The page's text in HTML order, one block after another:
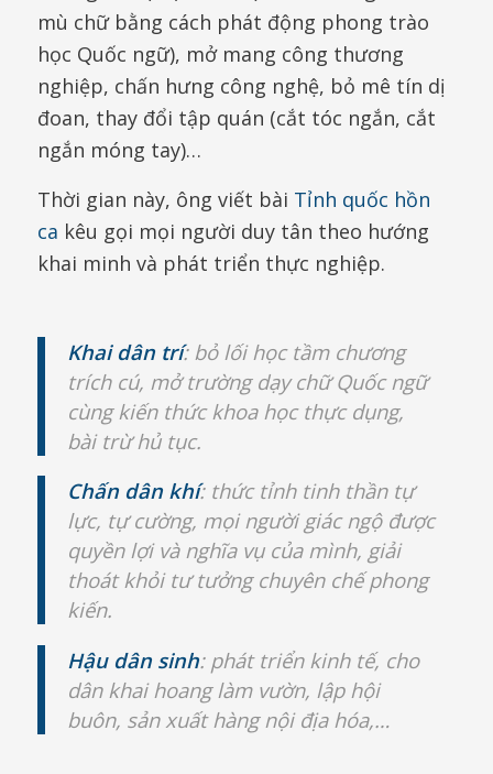
mù chữ bằng cách phát động phong trào
học Quốc ngữ), mở mang công thương
nghiệp, chấn hưng công nghệ, bỏ mê tín dị
đoan, thay đổi tập quán (cắt tóc ngắn, cắt
ngắn móng tay)…
Thời gian này, ông viết bài Tỉnh quốc hồn
ca kêu gọi mọi người duy tân theo hướng
khai minh và phát triển thực nghiệp.
Khai dân trí: bỏ lối học tầm chương
trích cú, mở trường dạy chữ Quốc ngữ
cùng kiến thức khoa học thực dụng,
bài trừ hủ tục.
Chấn dân khí: thức tỉnh tinh thần tự
lực, tự cường, mọi người giác ngộ được
quyền lợi và nghĩa vụ của mình, giải
thoát khỏi tư tưởng chuyên chế phong
kiến.
Hậu dân sinh: phát triển kinh tế, cho
dân khai hoang làm vườn, lập hội
buôn, sản xuất hàng nội địa hóa,…